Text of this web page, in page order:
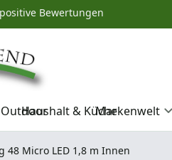
Bewertungen
Haushalt & KücheMarkenwelt
48 Micro LED 1,8 m Innen